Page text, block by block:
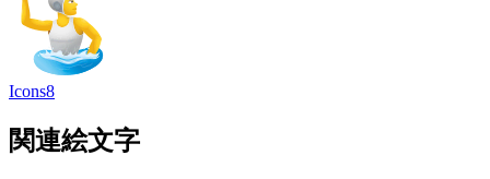
Icons8
関連絵文字